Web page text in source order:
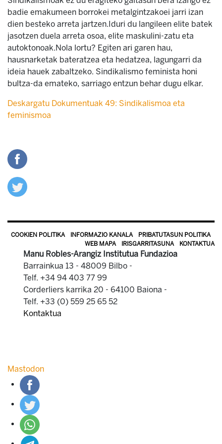
badie emakumeen borrokei metalgintzakoei jarri izan
dien besteko arreta jartzen.Iduri du langileen elite batek
jasotzen duela arreta osoa, elite maskulini-zatu eta
autoktonoak.Nola lortu? Egiten ari garen hau,
hausnarketak bateratzea eta hedatzea, lagungarri da
ideia hauek zabaltzeko. Sindikalismo feminista honi
bultza-da emateko, sarriago entzun behar dugu elkar.
Deskargatu Dokumentuak 49: Sindikalismoa eta
feminismoa
COOKIEN POLITIKA INFORMAZIO KANALA
PRIBATUTASUN POLITIKA
WEB MAPA
IRISGARRITASUNA KONTAKTUA
Manu Robles-Arangiz Institutua Fundazioa
Barrainkua 13 - 48009 Bilbo -
Telf. +34 94 403 77 99
Corderliers karrika 20 - 64100 Baiona -
Telf. +33 (0) 559 25 65 52
Kontaktua
Mastodon